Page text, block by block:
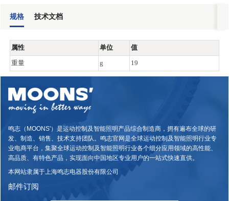
规格 技术文档
属性 单位
值
重量
g 19
鸣志（MOONS'）是运动控制及智能照明产品综合制造商，拥有遍布全球的研
发、制造、销售、技术支持团队。鸣志官网是全球运动控制及智能照明行业专
业电商平台，集聚全球运动控制及智能照明行业各个细分应用领域的高性能、
高品质、有特色产品，实现面向中国地区专业用户的一站式快速直供。
本网站隶属于上海鸣志电器股份有限公司
邮件订阅